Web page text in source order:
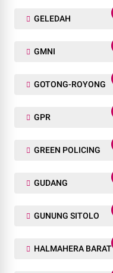
GELEDAH
GMNI
GOTONG-ROYONG
GPR
GREEN POLICING
GUDANG
GUNUNG SITOLO
HALMAHERA BARAT